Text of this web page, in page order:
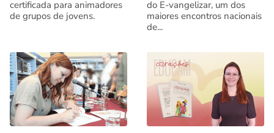
certificada para animadores
de grupos de jovens.
do E-vangelizar, um dos
maiores encontros nacionais
de...